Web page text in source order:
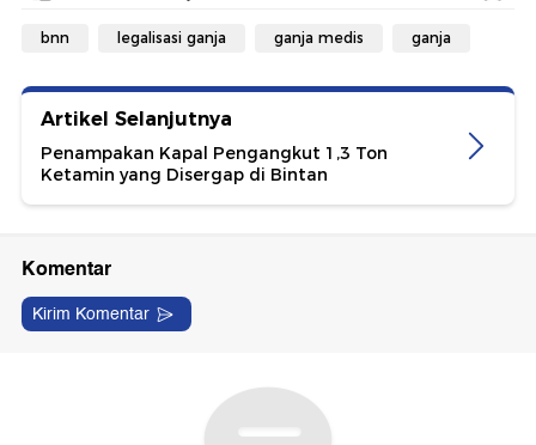
bnn legalisasi ganja ganja medis ganja
Artikel Selanjutnya
Penampakan Kapal Pengangkut 1,3 Ton
Ketamin yang Disergap di Bintan